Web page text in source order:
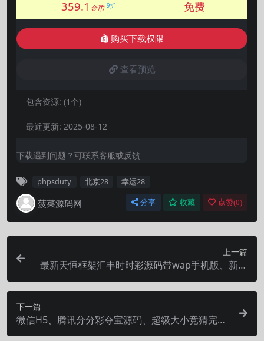
359.1 金币 9折 免费
购买下载权限
查看预览
包含资源: (1个)
最近更新: 2025-08-12
下载遇到问题？可联系客服或反馈
phpsduty 北京28 幸运28
菠菜源码网 分享 收藏 点赞(0)
上一篇
最新天恒框架汇丰时时彩源码带wap手机版、新彩
种带余额宝等
下一篇
微信H5、腾讯分分彩夺宝源码、超级大小竞猜完整
版